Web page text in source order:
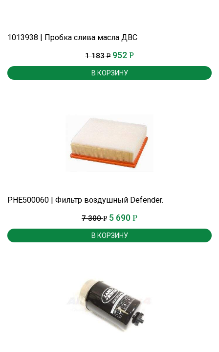
1013938 | Пробка слива масла ДВС
1 183Р 952 Р
В КОРЗИНУ
PHE500060 | Фильтр воздушный Defender.
7 300Р 5 690 Р
В КОРЗИНУ